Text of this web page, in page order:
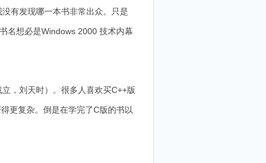
有发现哪一本书非常出众。只是
名想必是Windows 2000 技术内幕
，刘天时）。很多人喜欢买C++版
更复杂。倒是在学完了C版的书以